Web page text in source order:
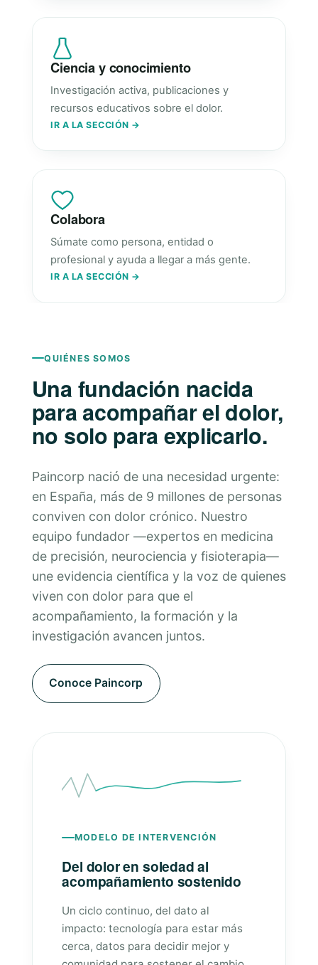
Ciencia y conocimiento
Investigación activa, publicaciones y
recursos educativos sobre el dolor.
IR A LA SECCIÓN →
Colabora
Súmate como persona, entidad o
profesional y ayuda a llegar a más gente.
IR A LA SECCIÓN →
QUIÉNES SOMOS
Una fundación nacida
para acompañar el dolor,
no solo para explicarlo.
Paincorp nació de una necesidad urgente:
en España, más de 9 millones de personas
conviven con dolor crónico. Nuestro
equipo fundador —expertos en medicina
de precisión, neurociencia y fisioterapia—
une evidencia científica y la voz de quienes
viven con dolor para que el
acompañamiento, la formación y la
investigación avancen juntos.
Conoce Paincorp
MODELO DE INTERVENCIÓN
Del dolor en soledad al
acompañamiento sostenido
Un ciclo continuo, del dato al
impacto: tecnología para estar más
cerca, datos para decidir mejor y